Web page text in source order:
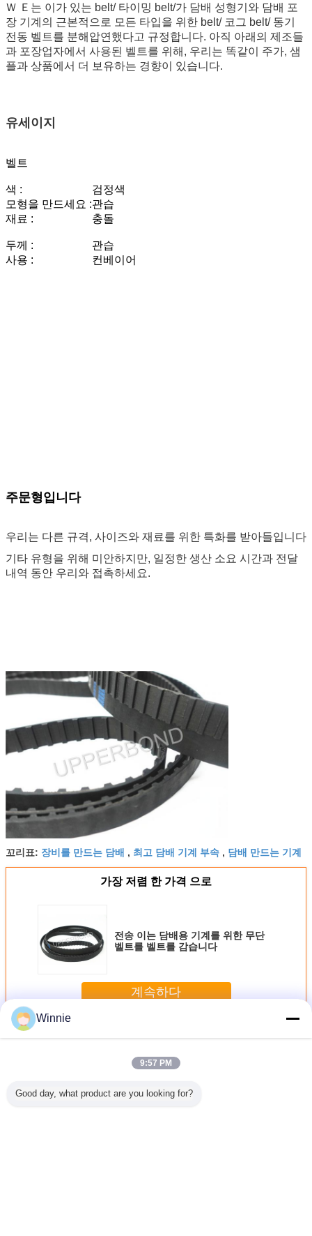
Ｗ Ｅ는 이가 있는 belt/ 타이밍 belt/가 담배 성형기와 담배 포
장 기계의 근본적으로 모든 타입을 위한 belt/ 코그 belt/ 동기
전동 벨트를 분해압연했다고 규정합니다. 아직 아래의 제조들
과 포장업자에서 사용된 벨트를 위해, 우리는 똑같이 주가, 샘
플과 상품에서 더 보유하는 경향이 있습니다.
유세이지
벨트
색 :
검정색
모형을 만드세요 :관습
재료 :
충돌
두께 :
관습
사용 :
컨베이어
주문형입니다
우리는 다른 규격, 사이즈와 재료를 위한 특화를 받아들입니다
기타 유형을 위해 미안하지만, 일정한 생산 소요 시간과 전달
내역 동안 우리와 접촉하세요.
꼬리표: 장비를 만드는 담배 , 최고 담배 기계 부속 , 담배 만드는 기계
가장 저렴 한 가격 으로
전송 이는 담배용 기계를 위한 무단
벨트를 벨트를 감습니다
계속하다
더 많은 것
Winnie
9:57 PM
Good day, what product are you looking for?